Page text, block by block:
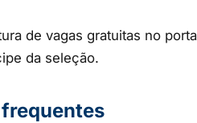
de vagas gratuitas no
da seleção.